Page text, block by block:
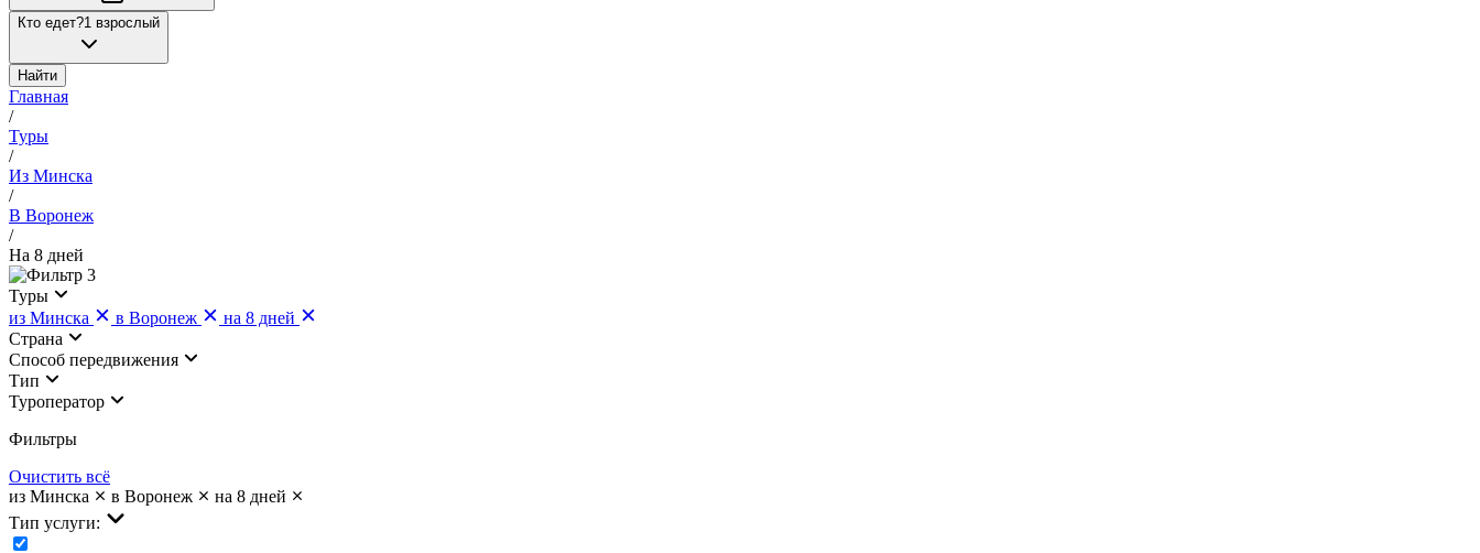
Кто едет?1 взрослый
Найти
Главная
/
Туры
/
Из Минска
/
В Воронеж
/
На 8 дней
3
Туры
из Минска
в Воронеж
на 8 дней
Страна
Cпособ передвижения
Тип
Туроператор
Фильтры
Очистить всё
из Минска
в Воронеж
на 8 дней
Тип услуги: